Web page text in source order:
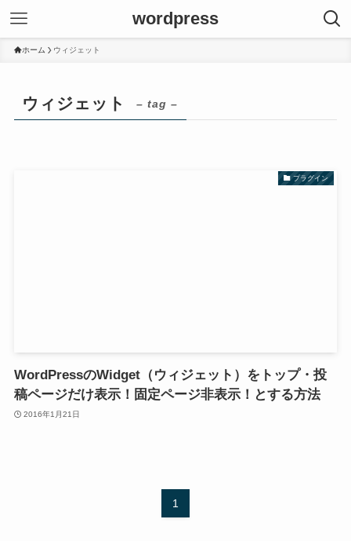
wordpress
ホーム ウィジェット
ウィジェット – tag –
プラグイン
WordPressのWidget（ウィジェット）をトップ・投
稿ページだけ表示！固定ページ非表示！とする方法
2016年1月21日
1